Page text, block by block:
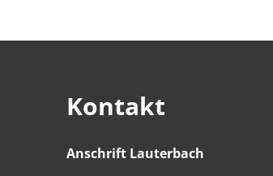
Kontakt
Anschrift Lauterbach